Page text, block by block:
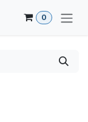
0